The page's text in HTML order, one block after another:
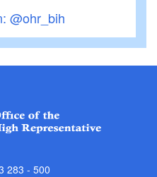
@ohr_bih
283 - 500